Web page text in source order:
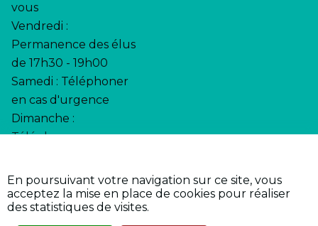
vous
Vendredi :
Permanence des élus
de 17h30 - 19h00
Samedi : Téléphoner
en cas d'urgence
Dimanche :
Téléphoner en cas
Accessibilité • Page d’aide •
Mentions légales •
En poursuivant votre navigation sur ce site, vous
acceptez la mise en place de cookies pour réaliser
des statistiques de visites.